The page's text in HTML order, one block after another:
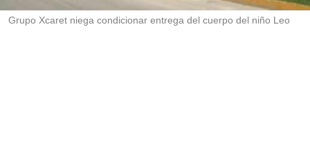
Grupo Xcaret niega condicionar entrega del cuerpo del niño Leo